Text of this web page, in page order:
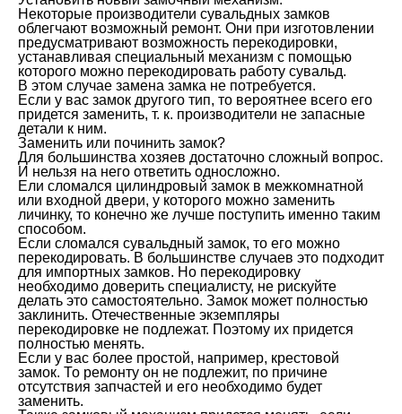
Некоторые производители сувальдных замков
облегчают возможный ремонт. Они при изготовлении
предусматривают возможность перекодировки,
устанавливая специальный механизм с помощью
которого можно перекодировать работу сувальд.
В этом случае замена замка не потребуется.
Если у вас замок другого тип, то вероятнее всего его
придется заменить, т. к. производители не запасные
детали к ним.
Заменить или починить замок?
Для большинства хозяев достаточно сложный вопрос.
И нельзя на него ответить односложно.
Ели сломался цилиндровый замок в межкомнатной
или входной двери, у которого можно заменить
личинку, то конечно же лучше поступить именно таким
способом.
Если сломался сувальдный замок, то его можно
перекодировать. В большинстве случаев это подходит
для импортных замков. Но перекодировку
необходимо доверить специалисту, не рискуйте
делать это самостоятельно. Замок может полностью
заклинить. Отечественные экземпляры
перекодировке не подлежат. Поэтому их придется
полностью менять.
Если у вас более простой, например, крестовой
замок. То ремонту он не подлежит, по причине
отсутствия запчастей и его необходимо будет
заменить.